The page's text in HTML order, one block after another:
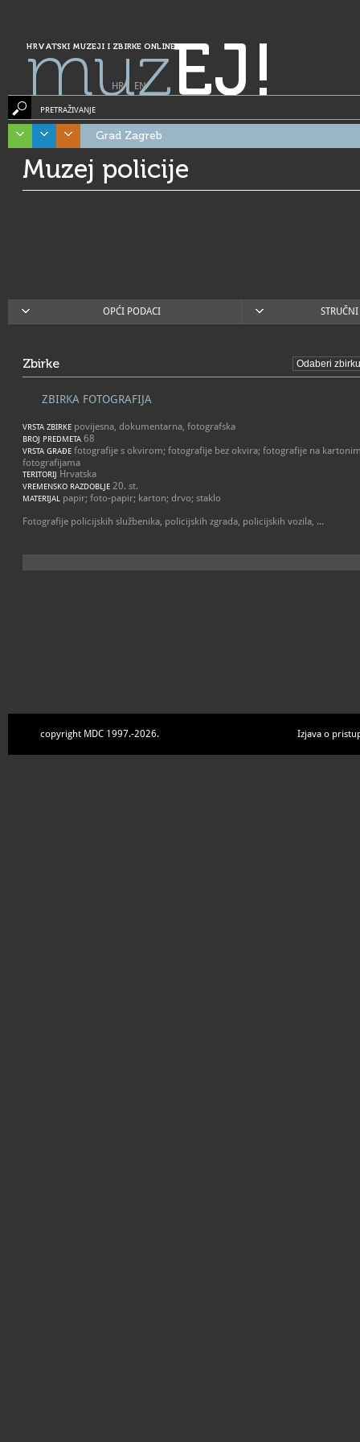
HRVATSKI MUZEJI I ZBIRKE ONLINE
muzEJ!
HR| EN
PRETRAŽIVANJE
Grad Zagreb
Muzej policije
OPĆI PODACI
Zbirke
ZBIRKA FOTOGRAFIJA
VRSTA ZBIRKE povijesna, dokumentarna, fotografska
BROJ PREDMETA 68
VRSTA GRAĐE fotografije s okvirom; fotografije bez okvira; fotografije na
fotografijama
TERITORIJ Hrvatska
VREMENSKO RAZDOBLJE 20. st.
MATERIJAL papir; foto-papir; karton; drvo; staklo
Fotografije policijskih službenika, policijskih zgrada, policijskih vozila, ...
copyright MDC 1997.-2026. Izjava o